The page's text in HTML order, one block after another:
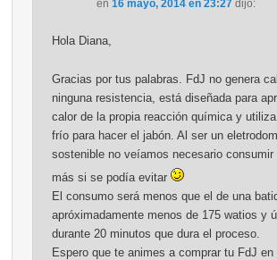
en 16 mayo, 2014 en 23:27 dijo:
Hola Diana,
Gracias por tus palabras. FdJ no genera
ninguna resistencia, está diseñada para
calor de la propia reacción química y
frío para hacer el jabón. Al ser un
sostenible no veíamos necesario consumir
más si se podía evitar
El consumo será menos que el de una
apróximadamente menos de 175 watios y
durante 20 minutos que dura el proceso.
Espero que te animes a comprar tu FdJ